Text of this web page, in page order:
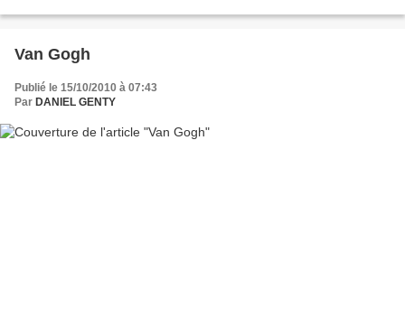
Van Gogh
Publié le 15/10/2010 à 07:43
Par DANIEL GENTY